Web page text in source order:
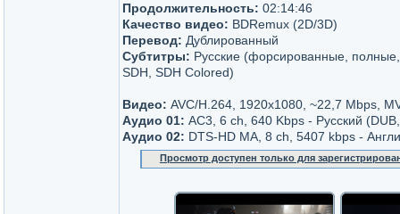
Продолжительность: 02:14:46
Качество видео: BDRemux (2D/3D)
Перевод: Дублированный
Субтитры: Русские (форсированные,
SDH, SDH Colored)
Видео: AVC/H.264, 1920x1080, ~22,7 Mbps,
Аудио 01: AC3, 6 ch, 640 Kbps - Русский
Аудио 02: DTS-HD MA, 8 ch, 5407 kbps -
Просмотр доступен только для